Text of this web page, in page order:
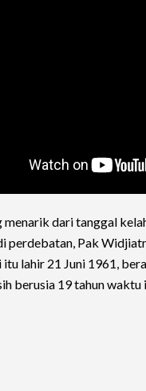
menarik dari tanggal
perdebatan, Pak
itu lahir 21 Juni 1961,
berusia 19 tahun